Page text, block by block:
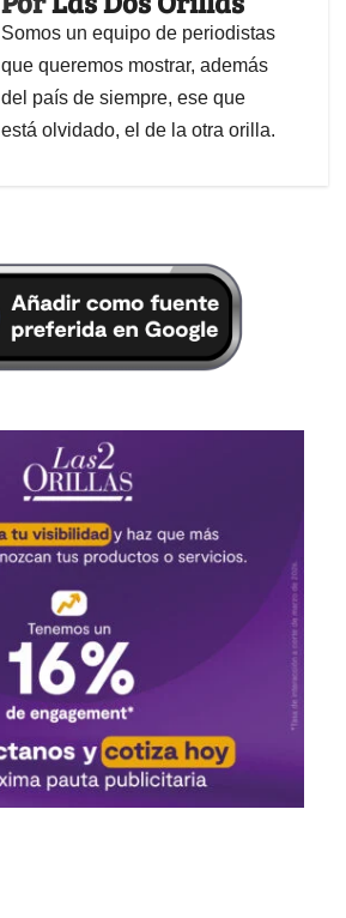
Somos un equipo de periodistas
que queremos mostrar, además
del país de siempre, ese que
está olvidado, el de la otra orilla.